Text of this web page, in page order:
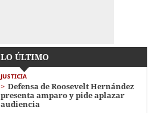
LO ÚLTIMO
JUSTICIA
Defensa de Roosevelt Hernández
presenta amparo y pide aplazar
audiencia